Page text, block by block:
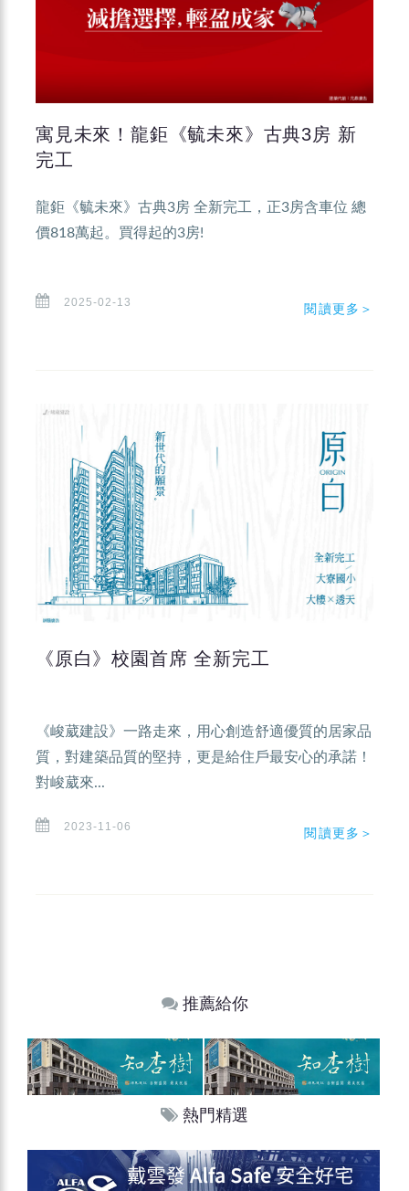
寓見未來！龍鉅《毓未來》古典3房 新
完工
龍鉅《毓未來》古典3房 全新完工，正3房含車位 總
價818萬起。買得起的3房!
2025-02-13 閱讀更多＞
《原白》校園首席 全新完工
《峻葳建設》一路走來，用心創造舒適優質的居家品
質，對建築品質的堅持，更是給住戶最安心的承諾！
對峻葳來...
2023-11-06 閱讀更多＞
推薦給你
熱門精選